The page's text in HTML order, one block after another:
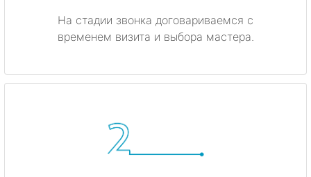
На стадии звонка договариваемся с
временем визита и выбора мастера.